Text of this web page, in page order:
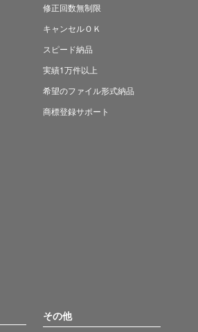
修正回数無制限
キャンセルＯＫ
スピード納品
実績1万件以上
希望のファイル形式納品
商標登録サポート
その他